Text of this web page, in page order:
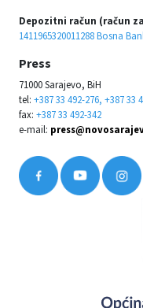
Depozitni račun (račun
1411965320011288 Bosna
Press
71000 Sarajevo, BiH
tel: +387 33 492-276, +387 33
fax: +387 33 492-342
e-mail: